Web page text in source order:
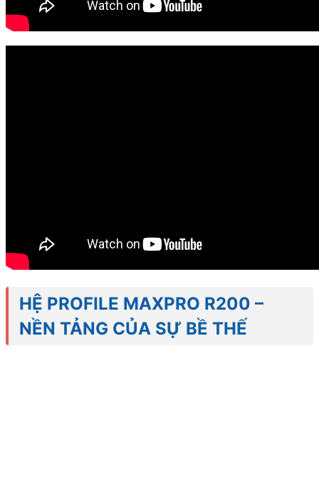
HỆ PROFILE MAXPRO R200 –
NỀN TẢNG CỦA SỰ BỀ THẾ